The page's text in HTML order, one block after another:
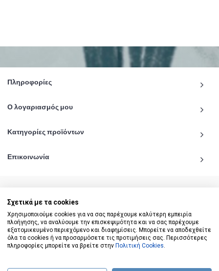
Πληροφορίες
Ο λογαριασμός μου
Κατηγορίες προϊόντων
Επικοινωνία
© 2020 - 2026 katiginetai.gr All Rights Reserved.
Σχετικά με τα cookies
Χρησιμοποιούμε cookies για να σας παρέχουμε καλύτερη εμπειρία
πλοήγησης, να αναλύουμε την επισκεψιμότητα και να σας παρέχουμε
εξατομικευμένο περιεχόμενο και διαφημίσεις. Μπορείτε να αποδεχθείτε
όλα τα cookies ή να προσαρμόσετε τις προτιμήσεις σας. Περισσότερες
πληροφορίες μπορείτε να βρείτε στην Πολιτική Cookies.